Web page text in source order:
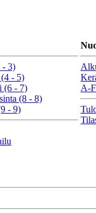
- 3)
- 5)
(6 - 7)
(8 - 8)
- 9)
A-